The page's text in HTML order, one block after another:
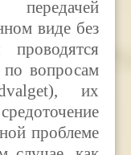
виде без
по вопросам
их
проблеме